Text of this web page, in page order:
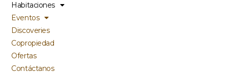
Habitaciones
Eventos
Discoveries
Copropiedad
Ofertas
Contáctanos